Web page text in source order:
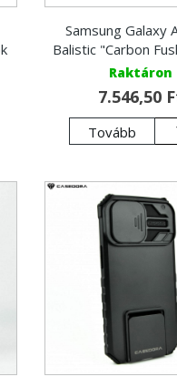
Samsung Galaxy
Balistic "Carbon
Raktáron
7.546,50
Tovább